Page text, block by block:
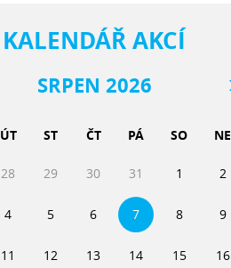
KALENDÁŘ AKCÍ
SRPEN 2026
ÚT ST ČT PÁ SO NE
28 29 30 31 1 2
4 5 6 7 8 9
11 12 13 14 15 16